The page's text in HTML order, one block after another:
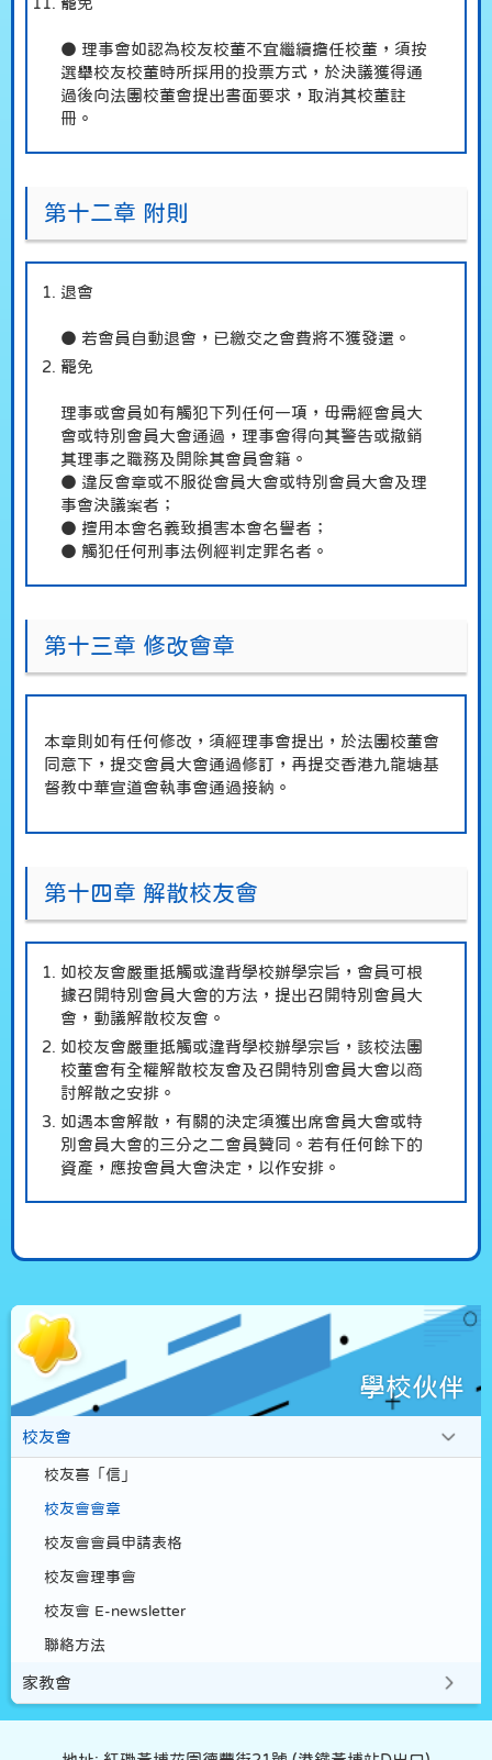
● 理事會如認為校友校董不宜繼續擔任校董，須按
選舉校友校董時所採用的投票方式，於決議獲得通
過後向法團校董會提出書面要求，取消其校董註
冊。
第十二章 附則
退會
● 若會員自動退會，已繳交之會費將不獲發還。
罷免
理事或會員如有觸犯下列任何一項，毋需經會員大
會或特別會員大會通過，理事會得向其警告或撤銷
其理事之職務及開除其會員會籍。
● 違反會章或不服從會員大會或特別會員大會及理
事會決議案者；
● 擅用本會名義致損害本會名譽者；
● 觸犯任何刑事法例經判定罪名者。
第十三章 修改會章
本章則如有任何修改，須經理事會提出，於法團校董會
同意下，提交會員大會通過修訂，再提交香港九龍塘基
督教中華宣道會執事會通過接納。
第十四章 解散校友會
如校友會嚴重抵觸或違背學校辦學宗旨，會員可根
據召開特別會員大會的方法，提出召開特別會員大
會，動議解散校友會。
如校友會嚴重抵觸或違背學校辦學宗旨，該校法團
校董會有全權解散校友會及召開特別會員大會以商
討解散之安排。
如遇本會解散，有關的決定須獲出席會員大會或特
別會員大會的三分之二會員贊同。若有任何餘下的
資產，應按會員大會決定，以作安排。
學校伙伴
校友會
校友喜「信」
校友會會章
校友會會員申請表格
校友會理事會
校友會 E-newsletter
聯絡方法
家教會